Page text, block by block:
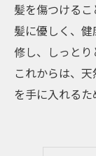
髪を傷つけるこ
髪に優しく、
修し、しっとり
これからは、
を手に入れるた